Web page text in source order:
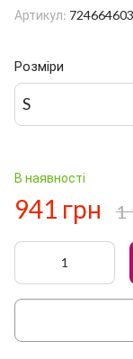
Артикул: 724664603
Розміри
S
В наявності
941 грн 1